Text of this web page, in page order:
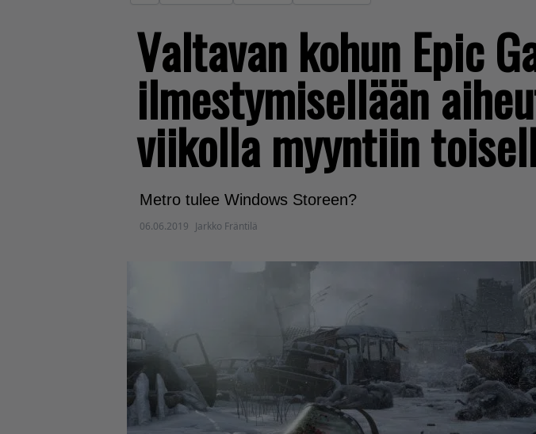
Valtavan kohun Epic
ilmestymisellään
viikolla myyntiin
Metro tulee Windows Storeen?
06.06.2019 Jarkko Fräntilä